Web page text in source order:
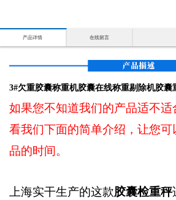
产品详情 在线留言
3#欠重胶囊称重机胶囊在线称重剔除机胶囊
如果您不知道我们的产品适不
看我们下面的简单介绍，让您可
品的时间。
上海实干生产的这款胶囊检重秤